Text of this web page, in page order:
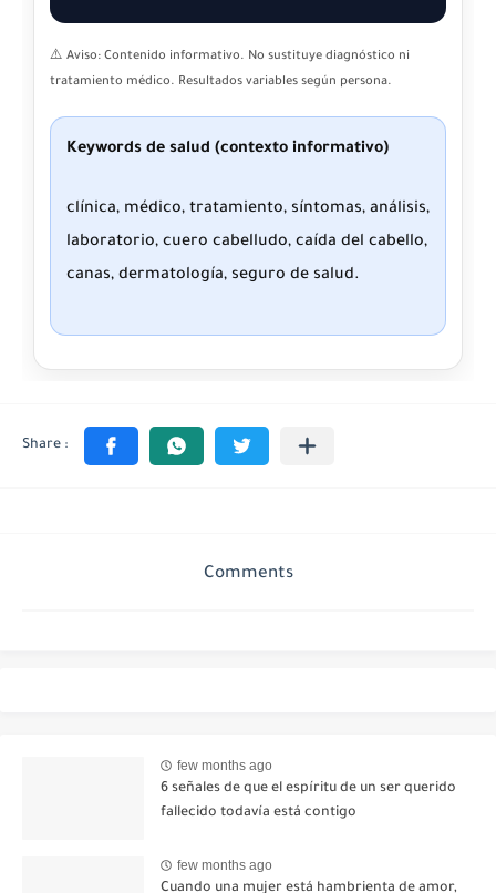
⚠️ Aviso: Contenido informativo. No sustituye diagnóstico ni
tratamiento médico. Resultados variables según persona.
Keywords de salud (contexto informativo)
clínica, médico, tratamiento, síntomas, análisis,
laboratorio, cuero cabelludo, caída del cabello,
canas, dermatología, seguro de salud.
Comments
few months ago
6 señales de que el espíritu de un ser querido
fallecido todavía está contigo
few months ago
Cuando una mujer está hambrienta de amor,